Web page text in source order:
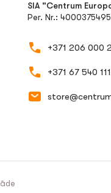
SIA "Centrum
Рег. Nr.:
+371 206 000
+371 67 540 111